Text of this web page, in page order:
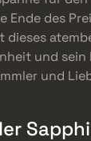
Ende des
und
und